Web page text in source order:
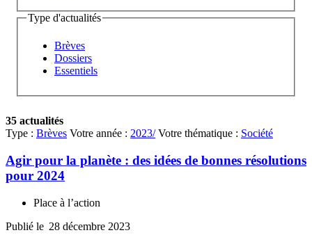
Type d'actualités
Brèves
Dossiers
Essentiels
35 actualités
Type : Brèves Votre année : 2023/ Votre thématique : Société
Agir pour la planète : des idées de bonnes résolutions
pour 2024
Place à l’action
Publié le 28 décembre 2023